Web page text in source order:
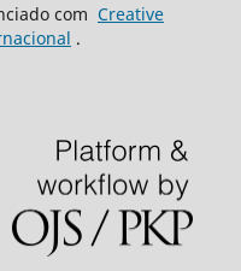
com Creative
.